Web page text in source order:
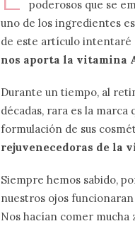
poderosos que se
uno de los ingredientes
de este artículo intentaré
nos aporta la vitamina
Durante un tiempo, al
décadas, rara es la
formulación de sus
rejuvenecedoras de la
Siempre hemos sabido,
nuestros ojos
Nos hacían comer mucha